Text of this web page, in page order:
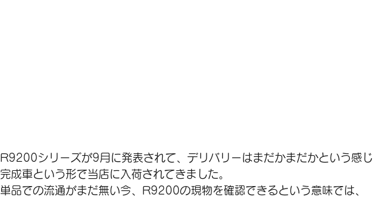
R9200シリーズが9月に発表されて、デリバリーはまだかまだかという感じ
完成車という形で当店に入荷されてきました。
単品での流通がまだ無い今、R9200の現物を確認できるという意味では、